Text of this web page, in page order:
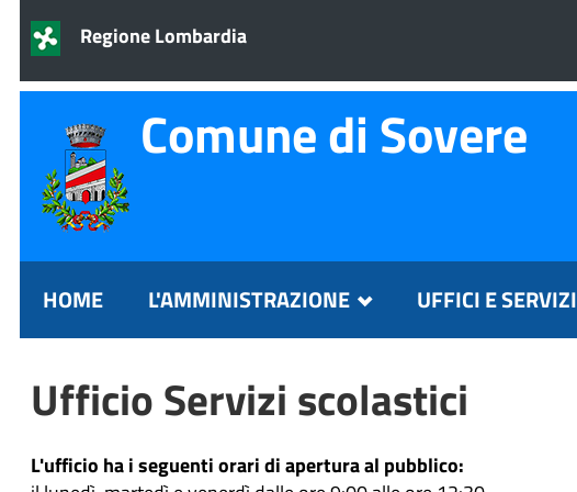
Regione Lombardia
Comune di Sovere
HOME L'AMMINISTRAZIONE UFFICI E SERVIZI
Ufficio Servizi scolastici
L'ufficio ha i seguenti orari di apertura al pubblico: